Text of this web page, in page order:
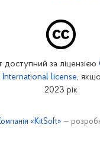
доступний за ліцензією
license,
2023 рік
«KitSoft» —